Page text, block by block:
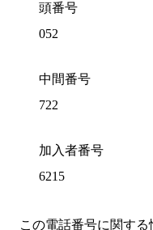
頭番号
052
中間番号
722
加入者番号
6215
この電話番号に関する